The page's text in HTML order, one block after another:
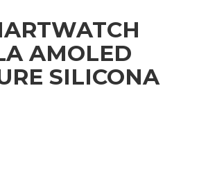
AMOLED
SILICONA
AMOLED ADVENTURE